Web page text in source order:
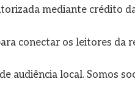
mediante crédito
conectar os leitores da
audiência local. Somos